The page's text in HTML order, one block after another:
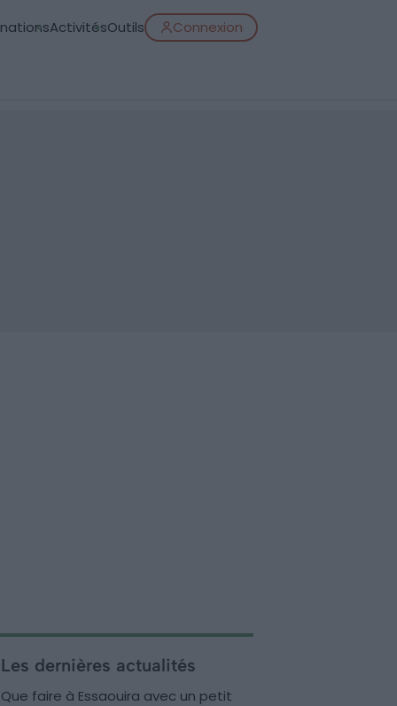
ActivitésOutils Connexion
Les dernières actualités
Que faire à Essaouira avec un petit